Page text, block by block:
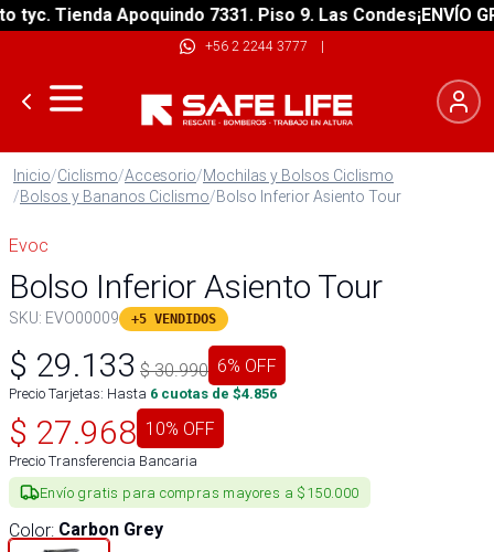
Tienda Apoquindo 7331. Piso 9. Las Condes¡ENVÍO
+56 2 2244 3777 |
Inicio/Ciclismo/Accesorio/Mochilas y Bolsos Ciclismo
/Bolsos y Bananos Ciclismo/Bolso Inferior Asiento Tour
Evoc
Bolso Inferior Asiento Tour
SKU: EVO00009 +5 VENDIDOS
$ 29.133 $30.990 6% OFF
Precio Tarjetas: Hasta 6 cuotas de $4.856
$ 27.968 10% OFF
Precio Transferencia Bancaria
Envío gratis para compras mayores a $150.000
Color: Carbon Grey